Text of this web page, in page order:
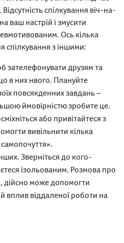
спілкування віч-на-
ваш настрій і змусити
Ось кілька
спілкування з іншими:
зателефонувати друзям та
в них нвого. Плануйте
повсякденних завдань –
ймовірністю зробите це.
або привітайтеся з
вивільнити кілька
Зверніться до кого-
ізольованим. Розмова про
дійсно може допомогти
вплив віддаленої роботи на